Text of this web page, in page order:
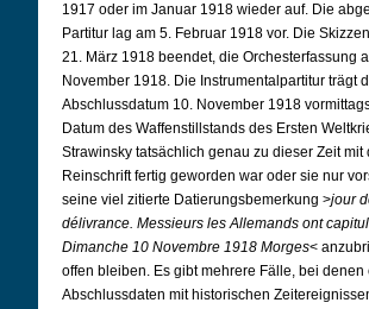
1917 oder im Januar 1918 wieder auf. Die
Partitur lag am 5. Februar 1918 vor. Die
21. März 1918 beendet, die Orchesterfassung
November 1918. Die Instrumentalpartitur trägt
Abschlussdatum 10. November 1918
Datum des Waffenstillstands des Ersten
Strawinsky tatsächlich genau zu dieser Zeit mit
Reinschrift fertig geworden war oder sie nur
seine viel zitierte Datierungsbemerkung >jour
délivrance. Messieurs les Allemands ont
Dimanche 10 Novembre 1918 Morges<
offen bleiben. Es gibt mehrere Fälle, bei denen
Abschlussdaten mit historischen